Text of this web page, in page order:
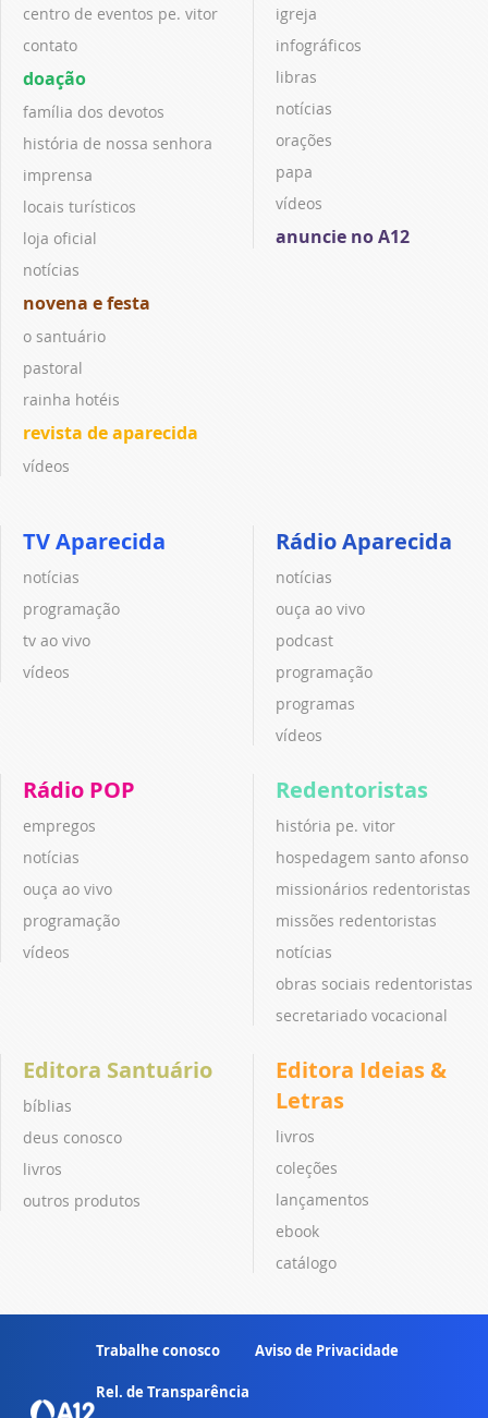
centro de eventos pe. vitor
contato
doação
família dos devotos
história de nossa senhora
imprensa
locais turísticos
loja oficial
notícias
novena e festa
o santuário
pastoral
rainha hotéis
revista de aparecida
vídeos
igreja
infográficos
libras
notícias
orações
papa
vídeos
anuncie no A12
TV Aparecida
notícias
programação
tv ao vivo
vídeos
Rádio Aparecida
notícias
ouça ao vivo
podcast
programação
programas
vídeos
Rádio POP
empregos
notícias
ouça ao vivo
programação
vídeos
Redentoristas
história pe. vitor
hospedagem santo afonso
missionários redentoristas
missões redentoristas
notícias
obras sociais redentoristas
secretariado vocacional
Editora Santuário
bíblias
deus conosco
livros
outros produtos
Editora Ideias &
Letras
livros
coleções
lançamentos
ebook
catálogo
Trabalhe conosco Aviso de Privacidade
Rel. de Transparência